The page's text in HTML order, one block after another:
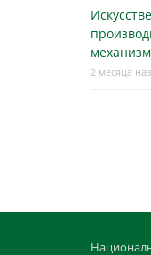
2 месяца